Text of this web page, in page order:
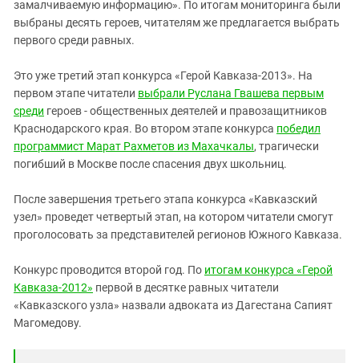
замалчиваемую информацию». По итогам мониторинга были
выбраны десять героев, читателям же предлагается выбрать
первого среди равных.
Это уже третий этап конкурса «Герой Кавказа-2013». На
первом этапе читатели выбрали Руслана Гвашева первым
среди героев - общественных деятелей и правозащитников
Краснодарского края. Во втором этапе конкурса победил
программист Марат Рахметов из Махачкалы, трагически
погибший в Москве после спасения двух школьниц.
После завершения третьего этапа конкурса «Кавказский
узел» проведет четвертый этап, на котором читатели смогут
проголосовать за представителей регионов Южного Кавказа.
Конкурс проводится второй год. По итогам конкурса «Герой
Кавказа-2012» первой в десятке равных читатели
«Кавказского узла» назвали адвоката из Дагестана Сапият
Магомедову.